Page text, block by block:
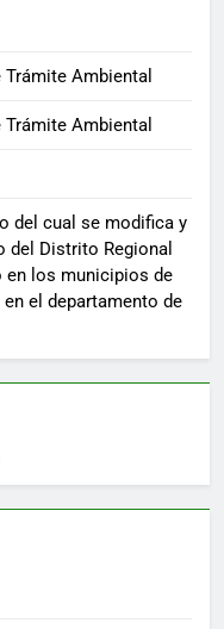
Ambiental
Ambiental
del cual se modifica y
del Distrito Regional
en los municipios de
el departamento de